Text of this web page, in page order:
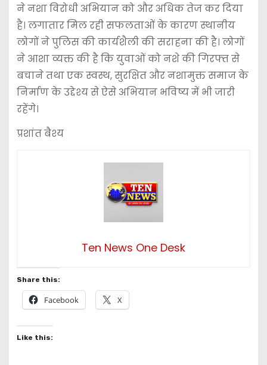
ने नशा विरोधी अभियान को और अधिक तेज कर दिया
है। लगातार मिल रही सफलताओं के कारण स्थानीय
लोगों ने पुलिस की कार्यशैली की सराहना की है। लोगों
ने आशा व्यक्त की है कि युवाओं को नशे की गिरफ्त से
बचाने तथा एक स्वस्थ, सुरक्षित और नशामुक्त समाज के
निर्माण के उद्देश्य से ऐसे अभियान भविष्य में भी जारी
रहेंगे।
प्रशांत बैश्य
Ten News One Desk
Share this:
Facebook X
Like this: